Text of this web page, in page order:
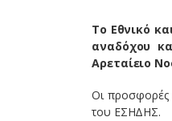
Το Εθνικό
αναδόχου
Αρεταίειο
Οι προσφορές
του ΕΣΗΔΗΣ.